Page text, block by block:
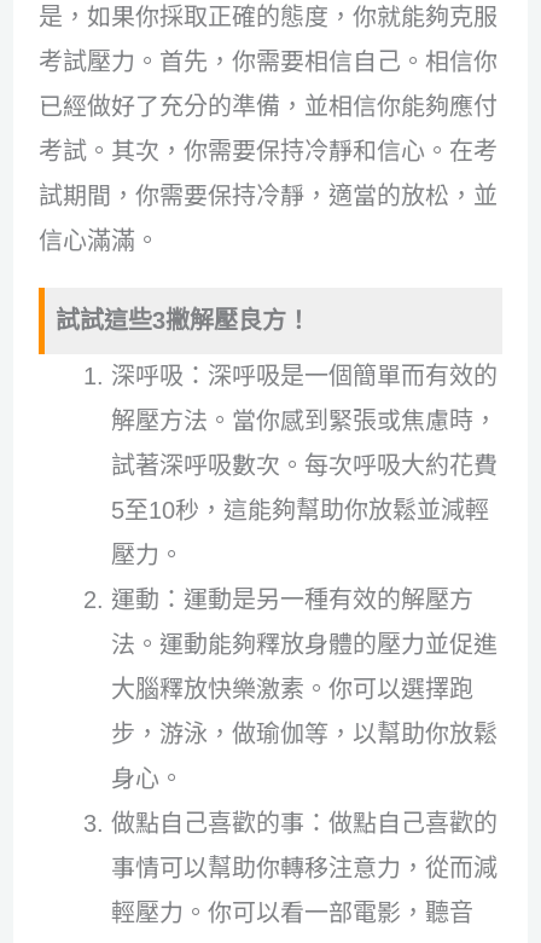
是，如果你採取正確的態度，你就能夠克服
考試壓力。首先，你需要相信自己。相信你
已經做好了充分的準備，並相信你能夠應付
考試。其次，你需要保持冷靜和信心。在考
試期間，你需要保持冷靜，適當的放松，並
信心滿滿。
試試這些3撇解壓良方！
深呼吸：深呼吸是一個簡單而有效的
解壓方法。當你感到緊張或焦慮時，
試著深呼吸數次。每次呼吸大約花費
5至10秒，這能夠幫助你放鬆並減輕
壓力。
運動：運動是另一種有效的解壓方
法。運動能夠釋放身體的壓力並促進
大腦釋放快樂激素。你可以選擇跑
步，游泳，做瑜伽等，以幫助你放鬆
身心。
做點自己喜歡的事：做點自己喜歡的
事情可以幫助你轉移注意力，從而減
輕壓力。你可以看一部電影，聽音